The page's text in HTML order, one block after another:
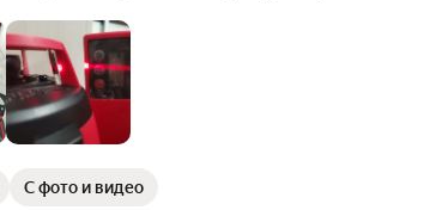
С фото и видео